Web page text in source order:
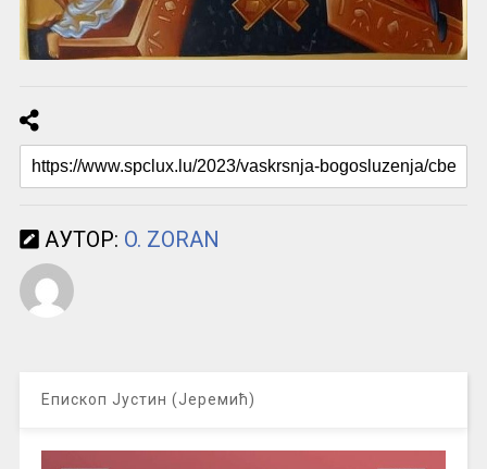
АУТОР: O. ZORAN
Епископ Јустин (Јеремић)